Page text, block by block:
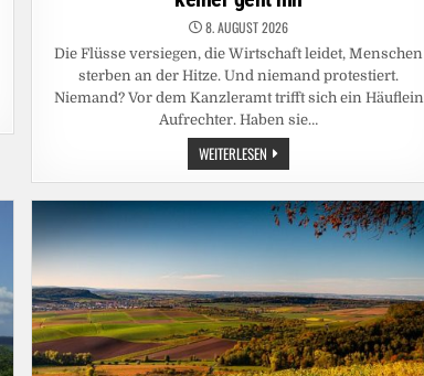
8. AUGUST 2026
Die Flüsse versiegen, die Wirtschaft leidet, Menschen
sterben an der Hitze. Und niemand protestiert.
Niemand? Vor dem Kanzleramt trifft sich ein Häuflein
Aufrechter. Haben sie…
WEITERLESEN KLIMAKRISE:
STELL
DIR
ES
IST
KLIMA
UND
KEINER
GEHT
HIN